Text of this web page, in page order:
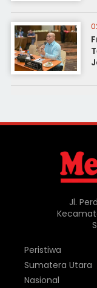
Jl.
Peristiwa
Sumatera Utara
Nasional